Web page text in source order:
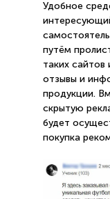
Удобное
путём
таких
отзывы и
продукции.
скрытую
будет
покупка